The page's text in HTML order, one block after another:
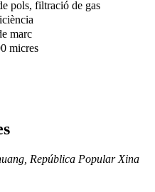
pols, filtració de gas
marc
micres
República Popular Xina